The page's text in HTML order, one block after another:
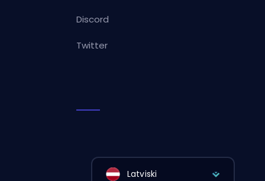
Discord
Twitter
Latviski